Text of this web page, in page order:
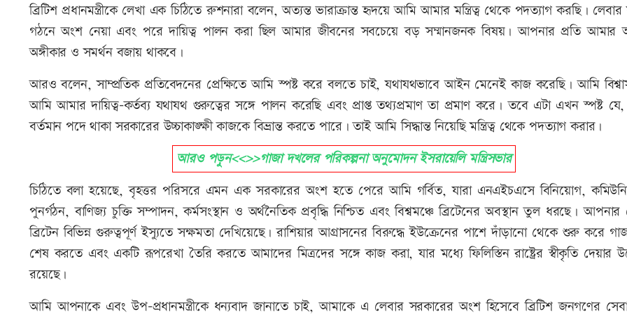
ব্রিটিশ প্রধানমন্ত্রীকে লেখা এক চিঠিতে রুশনারা বলেন, অত্যন্ত ভারাক্রান্ত হৃদয়ে আমি আমার মন্ত্রিত্ব থেকে পদত্যাগ করছি।
গঠনে অংশ নেয়া এবং পরে দায়িত্ব পালন করা ছিল আমার জীবনের সবচেয়ে বড় সম্মানজনক বিষয়। আপনার প্রতি আমার
অঙ্গীকার ও সমর্থন বজায় থাকবে।
আরও বলেন, সাম্প্রতিক প্রতিবেদনের প্রেক্ষিতে আমি স্পষ্ট করে বলতে চাই, যথাযথভাবে আইন মেনেই কাজ করেছি। আমি
আমি আমার দায়িত্ব-কর্তব্য যথাযথ গুরুত্বের সঙ্গে পালন করেছি এবং প্রাপ্ত তথ্যপ্রমাণ তা প্রমাণ করে। তবে এটা এখন স্পষ্ট
বর্তমান পদে থাকা সরকারের উচ্চাকাঙ্ক্ষী কাজকে বিভ্রান্ত করতে পারে। তাই আমি সিদ্ধান্ত নিয়েছি মন্ত্রিত্ব থেকে পদত্যাগ করার।
আরও পড়ুন<<>>গাজা দখলের পরিকল্পনা অনুমোদন ইসরায়েলি মন্ত্রিসভার
চিঠিতে বলা হয়েছে, বৃহত্তর পরিসরে এমন এক সরকারের অংশ হতে পেরে আমি গর্বিত, যারা এনএইচএসে বিনিয়োগ,
পুনর্গঠন, বাণিজ্য চুক্তি সম্পাদন, কর্মসংস্থান ও অর্থনৈতিক প্রবৃদ্ধি নিশ্চিত এবং বিশ্বমঞ্চে ব্রিটেনের অবস্থান তুল ধরছে। আপনার
ব্রিটেন বিভিন্ন গুরুত্বপূর্ণ ইস্যুতে সক্ষমতা দেখিয়েছে। রাশিয়ার আগ্রাসনের বিরুদ্ধে ইউক্রেনের পাশে দাঁড়ানো থেকে শুরু করে
শেষ করতে এবং একটি রূপরেখা তৈরি করতে আমাদের মিত্রদের সঙ্গে কাজ করা, যার মধ্যে ফিলিস্তিন রাষ্ট্রের স্বীকৃতি দেয়ার
রয়েছে।
আমি আপনাকে এবং উপ-প্রধানমন্ত্রীকে ধন্যবাদ জানাতে চাই, আমাকে এ লেবার সরকারের অংশ হিসেবে ব্রিটিশ জনগণের